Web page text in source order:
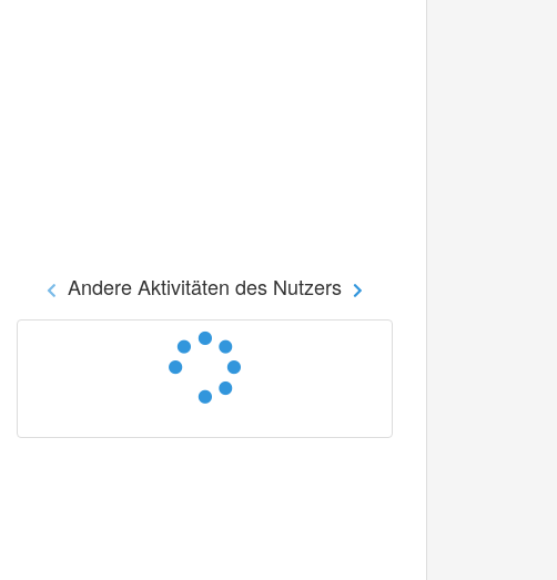
Andere Aktivitäten des Nutzers